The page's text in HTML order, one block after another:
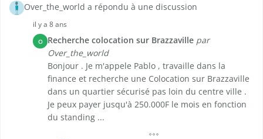
Over_the_world a répondu à une discussion
il y a 8 ans
O Recherche colocation sur Brazzaville par
Over_the_world
Bonjour . Je m'appele Pablo , travaille dans la
finance et recherche une Colocation sur Brazzaville
dans un quartier sécurisé pas loin du centre ville .
Je peux payer jusqu'à 250.000F le mois en fonction
du standing ...